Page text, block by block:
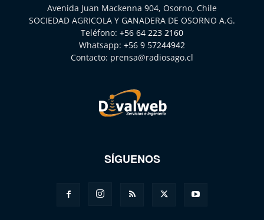
Avenida Juan Mackenna 904, Osorno, Chile
SOCIEDAD AGRICOLA Y GANADERA DE OSORNO A.G.
Teléfono: +56 64 223 2160
Whatsapp: +56 9 57244942
Contacto: prensa@radiosago.cl
SÍGUENOS